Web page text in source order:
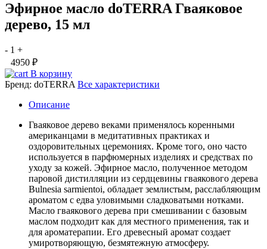
Эфирное масло doTERRA Гваяковое
дерево, 15 мл
- 1 +
4950 ₽
В корзину
Бренд: doTERRA Все характеристики
Описание
Гваяковое дерево веками применялось коренными
американцами в медитативных практиках и
оздоровительных церемониях. Кроме того, оно часто
используется в парфюмерных изделиях и средствах по
уходу за кожей. Эфирное масло, полученное методом
паровой дистилляции из сердцевины гваякового дерева
Bulnesia sarmientoi, обладает землистым, расслабляющим
ароматом с едва уловимыми сладковатыми нотками.
Масло гваякового дерева при смешивании с базовым
маслом подходит как для местного применения, так и
для ароматерапии. Его древесный аромат создает
умиротворяющую, безмятежную атмосферу.